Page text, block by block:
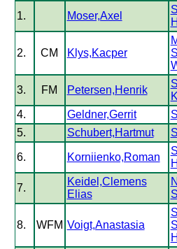
1. Moser,Axel
2. CM Klys,Kacper
3. FM Petersen,Henrik
4. Geldner,Gerrit
5.
Schubert,Hartmut
6. Korniienko,Roman
7.
Keidel,Clemens
Elias
8. WFM Voigt,Anastasia